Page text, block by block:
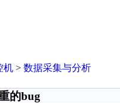
机 > 数据采集与分析
的bug